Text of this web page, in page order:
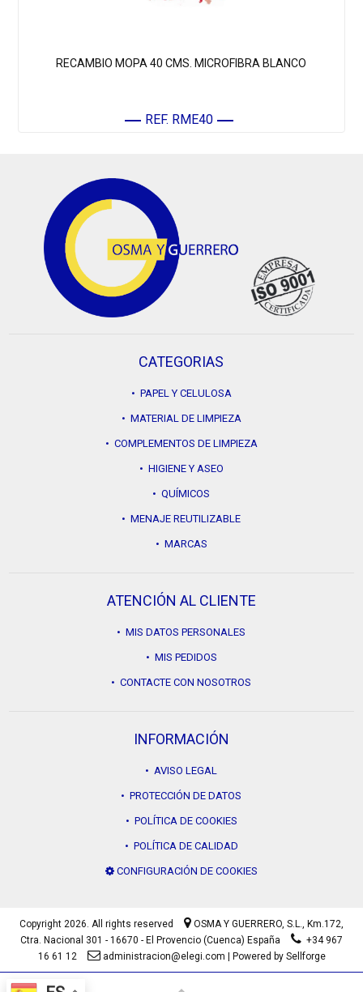
RECAMBIO MOPA 40 CMS. MICROFIBRA BLANCO
REF. RME40
CATEGORIAS
• PAPEL Y CELULOSA
• MATERIAL DE LIMPIEZA
• COMPLEMENTOS DE LIMPIEZA
• HIGIENE Y ASEO
• QUÍMICOS
• MENAJE REUTILIZABLE
• MARCAS
ATENCIÓN AL CLIENTE
• MIS DATOS PERSONALES
• MIS PEDIDOS
• CONTACTE CON NOSOTROS
INFORMACIÓN
• AVISO LEGAL
• PROTECCIÓN DE DATOS
• POLÍTICA DE COOKIES
• POLÍTICA DE CALIDAD
CONFIGURACIÓN DE COOKIES
Copyright 2026. All rights reserved OSMA Y GUERRERO, S.L., Km.172,
Ctra. Nacional 301 - 16670 - El Provencio (Cuenca) España
+34 967
16 61 12
administracion@elegi.com Powered by Sellforge